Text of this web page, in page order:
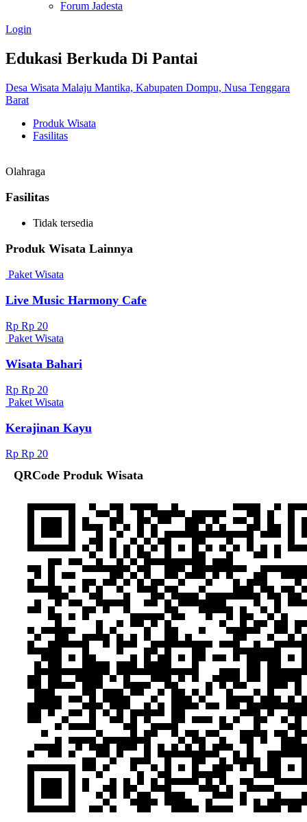
Forum Jadesta
Login
Edukasi Berkuda Di Pantai
Desa Wisata Malaju Mantika, Kabupaten Dompu, Nusa Tenggara
Barat
Produk Wisata
Fasilitas
Olahraga
Fasilitas
Tidak tersedia
Produk Wisata Lainnya
Paket Wisata
Live Music Harmony Cafe
Rp Rp 20
Paket Wisata
Wisata Bahari
Rp Rp 20
Paket Wisata
Kerajinan Kayu
Rp Rp 20
QRCode Produk Wisata